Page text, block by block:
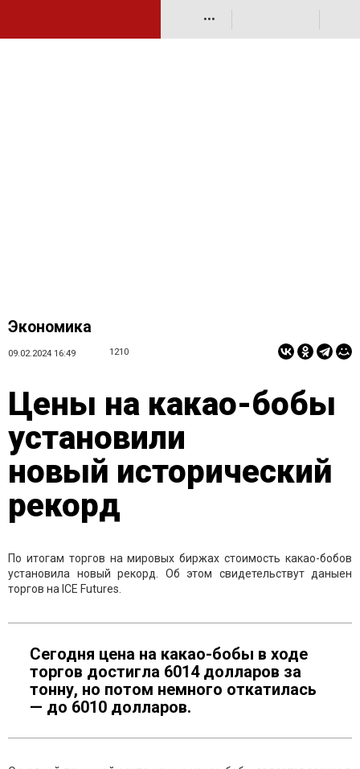
•••
Экономика
09.02.2024 16:49 1210
Цены на какао-бобы
установили
новый исторический
рекорд
По итогам торгов на мировых биржах стоимость какао-бобов
установила новый рекорд. Об этом свидетельствут даныен
торгов на ICE Futures.
Сегодня цена на какао-бобы в ходе
торгов достигла 6014 долларов за
тонну, но потом немного откатилась
— до 6010 долларов.